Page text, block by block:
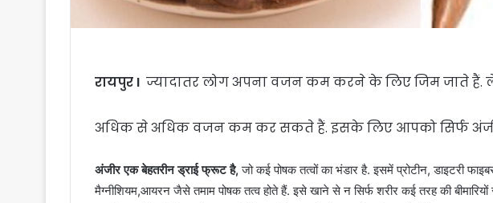
रायपुर I ज्यादातर लोग अपना वजन कम करने के लिए जिम जाते हैं.
अधिक से अधिक वजन कम कर सकते हैं. इसके लिए आपको सिर्फ
अंजीर एक बेहतरीन ड्राई फ्रूट है, जो कई पोषक तत्वों का भंडार है. इसमें प्रोटीन, डाइटरी
मैग्नीशियम,आयरन जैसे तमाम पोषक तत्व होते हैं. इसे खाने से न सिर्फ शरीर कई तरह की